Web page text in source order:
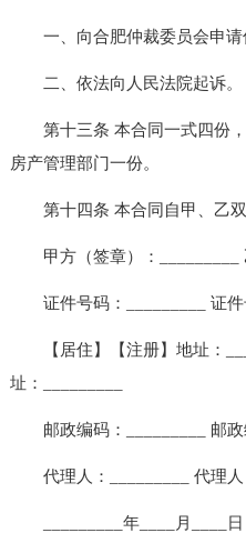
一、向合肥仲裁委员会申请
二、依法向人民法院起诉。
第十三条 本合同一式四份，
房产管理部门一份。
第十四条 本合同自甲、乙双
甲方（签章）：_________
证件号码：_________ 证件
【居住】【注册】地址：
址：_________
邮政编码：_________ 邮政
代理人：_________ 代理人
_________年____月____日